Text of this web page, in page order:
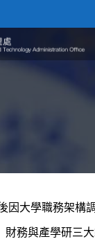
因大學職務架構
務與產學研三